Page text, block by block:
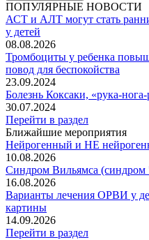
ПОПУЛЯРНЫЕ НОВОСТИ
АСТ и АЛТ могут стать
у детей
08.08.2026
Тромбоциты у ребенка
повод для беспокойства
23.09.2024
Болезнь Коксаки, «рука-
30.07.2024
Перейти в раздел
Ближайшие мероприятия
Нейрогенный и НЕ
10.08.2026
Синдром Вильямса (синдром
16.08.2026
Варианты лечения ОРВИ у
картины
14.09.2026
Перейти в раздел